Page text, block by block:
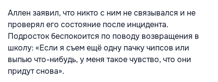
Аллен заявил, что никто с ним не связывался и не
проверял его состояние после инцидента.
Подросток беспокоится по поводу возвращения в
школу: «Если я съем ещё одну пачку чипсов или
выпью что-нибудь, у меня такое чувство, что они
придут снова».